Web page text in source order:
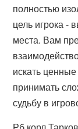
полностью
цель игрока -
места. Вам
искать
принимать
судьбу в